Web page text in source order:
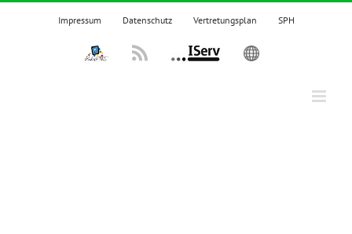
Zum
Impressum Datenschutz Vertretungsplan SPH
IPadsTKSRss IServ English